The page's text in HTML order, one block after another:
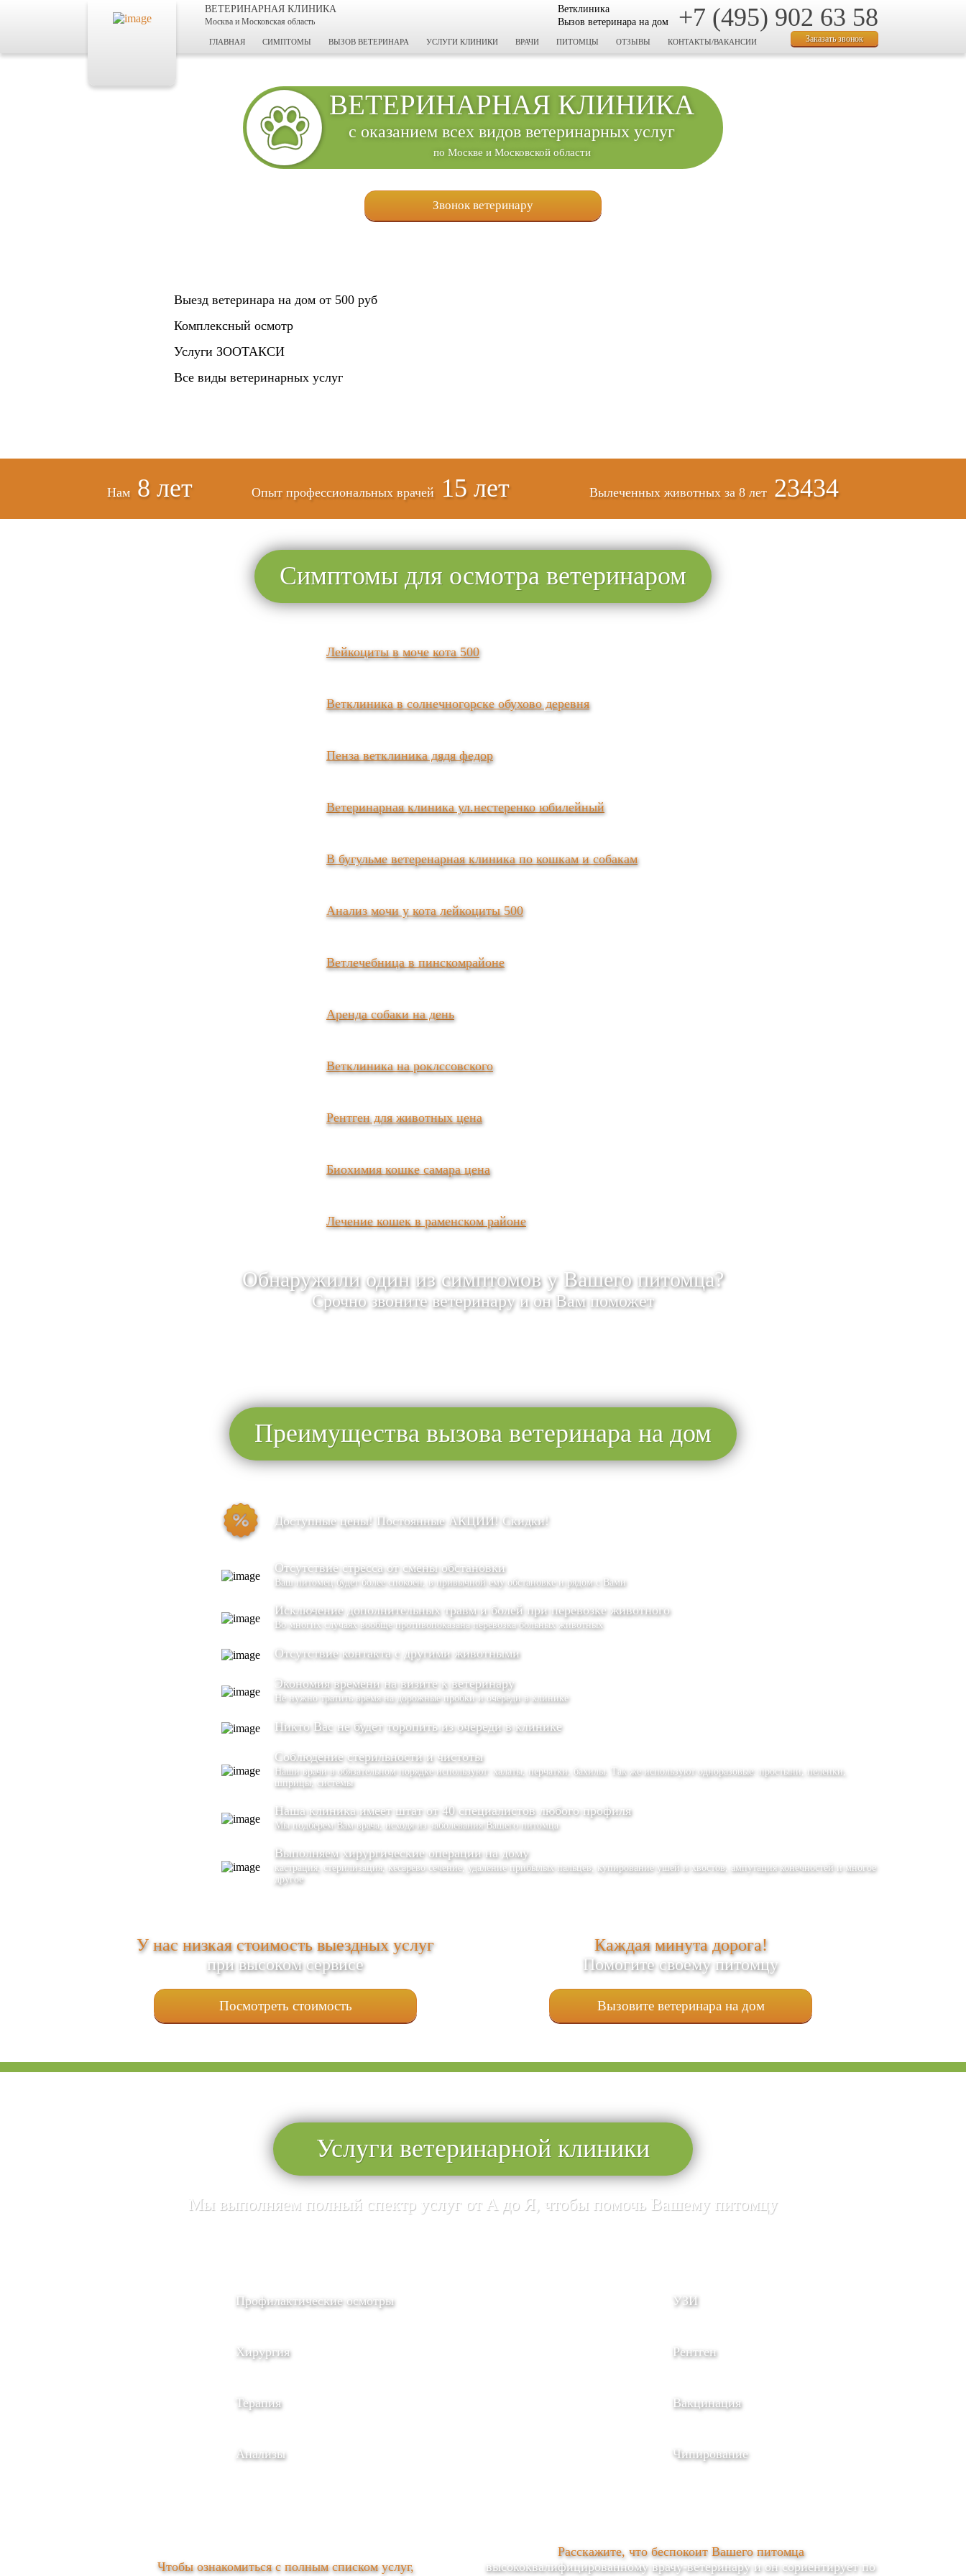
ВЕТЕРИНАРНАЯ КЛИНИКА
Москва и Московская область
Ветклиника
Вызов ветеринара на дом
+7 (495) 902 63 58
ГЛАВНАЯ СИМПТОМЫ ВЫЗОВ ВЕТЕРИНАРА УСЛУГИ КЛИНИКИ ВРАЧИ ПИТОМЦЫ ОТЗЫВЫ КОНТАКТЫ/ВАКАНСИИ Заказать звонок
ВЕТЕРИНАРНАЯ КЛИНИКА
с оказанием всех видов ветеринарных услуг
по Москве и Московской области
Звонок ветеринару
Выезд ветеринара на дом от 500 руб
Комплексный осмотр
Услуги ЗООТАКСИ
Все виды ветеринарных услуг
Нам 8 лет Опыт профессиональных врачей 15 лет Вылеченных животных за 8 лет 23434
Симптомы для осмотра ветеринаром
Лейкоциты в моче кота 500
Ветклиника в солнечногорске обухово деревня
Пенза ветклиника дядя федор
Ветеринарная клиника ул.нестеренко юбилейный
В бугульме ветеренарная клиника по кошкам и собакам
Анализ мочи у кота лейкоциты 500
Ветлечебница в пинскомрайоне
Аренда собаки на день
Ветклиника на роклссовского
Рентген для животных цена
Биохимия кошке самара цена
Лечение кошек в раменском районе
Обнаружили один из симптомов у Вашего питомца?
Срочно звоните ветеринару и он Вам поможет
Преимущества вызова ветеринара на дом
Доступные цены! Постоянные АКЦИИ! Скидки!
Отсутствие стресса от смены обстановки
Ваш питомец будет более спокоен, в привычной ему обстановке и рядом с Вами
Исключение дополнительных травм и болей при перевозке животного
Во многих случаях вообще противопоказана перевозка больных животных
Отсутствие контакта с другими животными
Экономия времени на визите к ветеринару
Не нужно тратить время на дорожные пробки и очереди в клинике
Никто Вас не будет торопить из очереди в клинике
Соблюдение стерильности и чистоты
Наши врачи в обязательном порядке используют: халаты, перчатки, бахилы. Так же используют одноразовые: простыни, пеленки,
шприцы, системы
Наша клиника имеет штат от 40 специалистов любого профиля
Мы подберем Вам врача, исходя из заболевания Вашего питомца
Выполняем хирургические операции на дому
кастрация, стерилизация, кесарево сечение, удаление прибылых пальцев, купирование ушей и хвостов, ампутация конечностей и многое
другое
У нас низкая стоимость выездных услуг
при высоком сервисе
Посмотреть стоимость
Каждая минута дорога!
Помогите своему питомцу
Вызовите ветеринара на дом
Услуги ветеринарной клиники
Мы выполняем полный спектр услуг от А до Я, чтобы помочь Вашему питомцу
Профилактические осмотры
Хирургия
Терапия
Анализы
Чтобы ознакомиться с полным списком услуг,
УЗИ
Рентген
Вакцинация
Чипирование
Расскажите, что беспокоит Вашего питомца
высококвалифицированному врачу-ветеринару и он сориентирует по